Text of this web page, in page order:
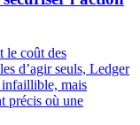
le coût des
d’agir seuls, Ledger
infaillible, mais
précis où une